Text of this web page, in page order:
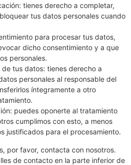
tienes derecho a completar,
tus datos personales cuando
para procesar tus datos,
dicho consentimiento y a que
personales.
tus datos: tienes derecho a
personales al responsable del
íntegramente a otro
puedes oponerte al tratamiento
cumplimos con esto, a menos
justificados para el procesamiento.
por favor, contacta con nosotros.
de contacto en la parte inferior de